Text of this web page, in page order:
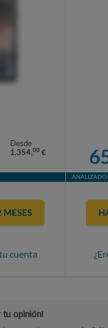
Desde
1.354,00 €
MESES
cuenta
ANALIZADO